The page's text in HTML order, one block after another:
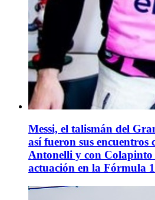
Messi, el talismán del
así fueron sus encuentros
Antonelli y con
actuación en la Fórmula 1